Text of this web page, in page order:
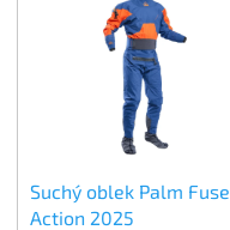
Suchý oblek Palm Fuse
Action 2025